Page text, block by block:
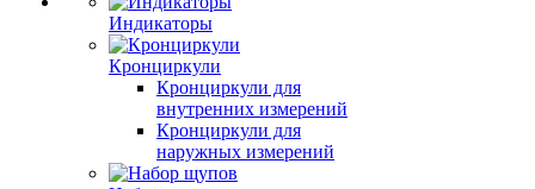
Индикаторы
Кронциркули
Кронциркули для
внутренних измерений
Кронциркули для
наружных измерений